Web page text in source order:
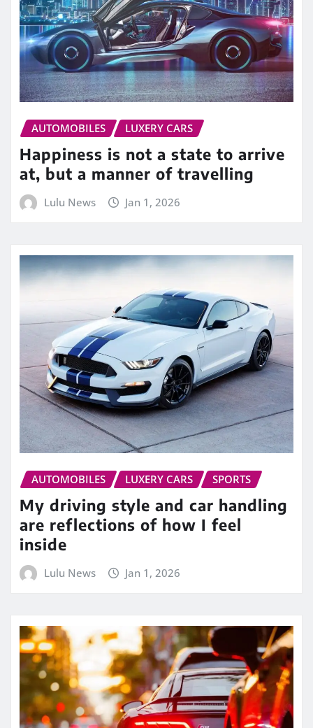
AUTOMOBILES LUXERY CARS
Happiness is not a state to arrive
at, but a manner of travelling
Lulu News Jan 1, 2026
AUTOMOBILES LUXERY CARS SPORTS
My driving style and car handling
are reflections of how I feel
inside
Lulu News Jan 1, 2026